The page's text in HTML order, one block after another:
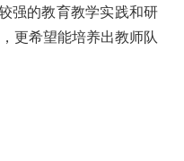
强的教育教学实践和研
更希望能培养出教师队